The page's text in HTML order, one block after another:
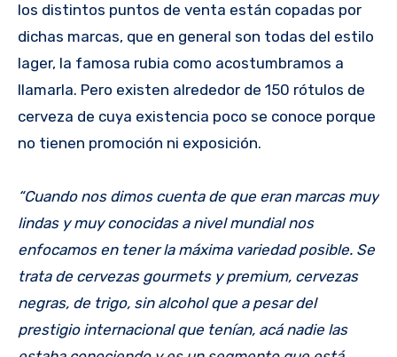
los distintos puntos de venta están copadas por
dichas marcas, que en general son todas del estilo
lager, la famosa rubia como acostumbramos a
llamarla. Pero existen alrededor de 150 rótulos de
cerveza de cuya existencia poco se conoce porque
no tienen promoción ni exposición.
“Cuando nos dimos cuenta de que eran marcas muy
lindas y muy conocidas a nivel mundial nos
enfocamos en tener la máxima variedad posible. Se
trata de cervezas gourmets y premium, cervezas
negras, de trigo, sin alcohol que a pesar del
prestigio internacional que tenían, acá nadie las